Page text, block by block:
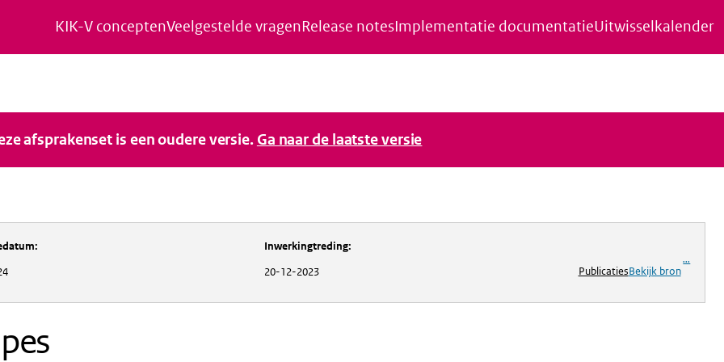
Naar de inhoud gaan
Naar de navigatie gaan
Naar de footer gaan
KIK-V conceptenVeelgestelde vragenRelease notesImplementatie documentatieUitwisselkalender
afsprakenset is een oudere versie. Ga naar de laatste versie
:
Inwerkingtreding:
20-12-2023
PublicatiesBekijk bron
...